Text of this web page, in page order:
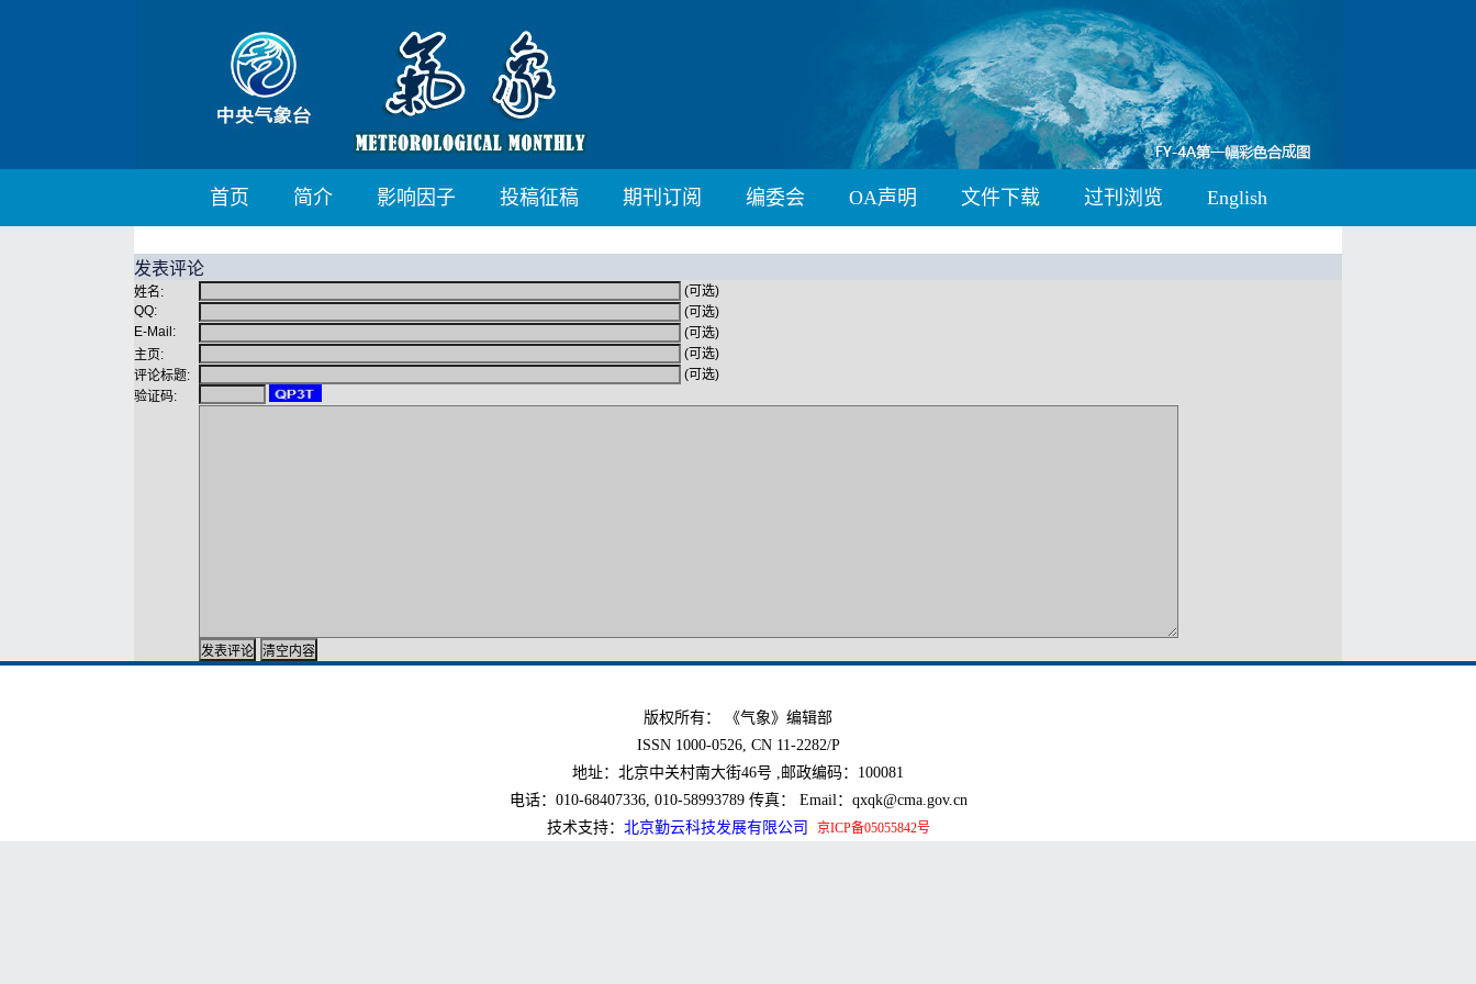
首页 简介 影响因子 投稿征稿 期刊订阅 编委会 OA声明 文件下载 过刊浏览 English
发表评论
姓名:
(可选)
QQ:
(可选)
E-Mail:
(可选)
主页:
(可选)
评论标题:
(可选)
验证码:
版权所有： 《气象》编辑部
ISSN 1000-0526, CN 11-2282/P
地址：北京中关村南大街46号 ,邮政编码：100081
电话：010-68407336, 010-58993789 传真： Email：qxqk@cma.gov.cn
技术支持： 北京勤云科技发展有限公司 京ICP备05055842号